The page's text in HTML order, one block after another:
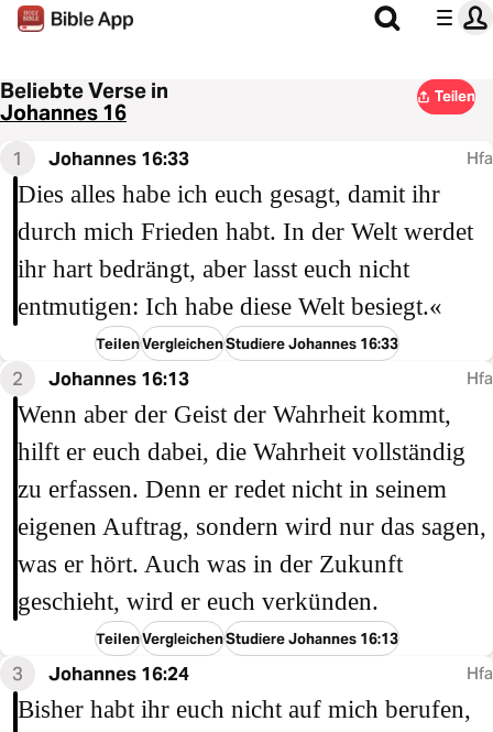
Beliebte Verse in
Johannes 16
Teilen
1 Johannes 16:33 Hfa
Dies alles habe ich euch gesagt, damit ihr
durch mich Frieden habt. In der Welt werdet
ihr hart bedrängt, aber lasst euch nicht
entmutigen: Ich habe diese Welt besiegt.«
TeilenVergleichenStudiere Johannes 16:33
2 Johannes 16:13 Hfa
Wenn aber der Geist der Wahrheit kommt,
hilft er euch dabei, die Wahrheit vollständig
zu erfassen. Denn er redet nicht in seinem
eigenen Auftrag, sondern wird nur das sagen,
was er hört. Auch was in der Zukunft
geschieht, wird er euch verkünden.
TeilenVergleichenStudiere Johannes 16:13
3 Johannes 16:24 Hfa
Bisher habt ihr euch nicht auf mich berufen,